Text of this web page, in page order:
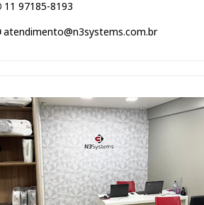
11 97185-8193
atendimento@n3systems.com.br